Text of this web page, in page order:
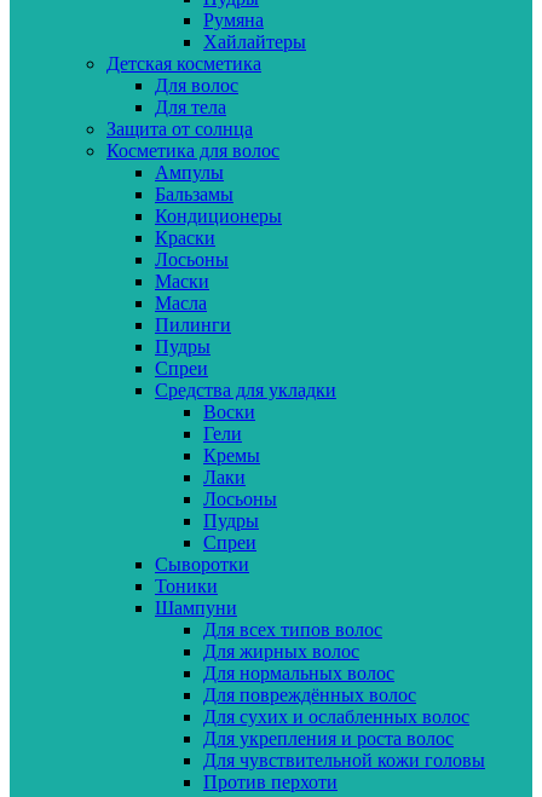
Румяна
Хайлайтеры
Детская косметика
Для волос
Для тела
Защита от солнца
Косметика для волос
Ампулы
Бальзамы
Кондиционеры
Краски
Лосьоны
Маски
Масла
Пилинги
Пудры
Спреи
Средства для укладки
Воски
Гели
Кремы
Лаки
Лосьоны
Пудры
Спреи
Сыворотки
Тоники
Шампуни
Для всех типов волос
Для жирных волос
Для нормальных волос
Для повреждённых волос
Для сухих и ослабленных волос
Для укрепления и роста волос
Для чувствительной кожи головы
Против перхоти